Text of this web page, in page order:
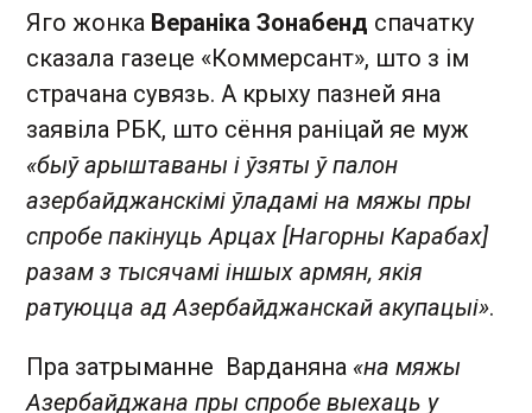
Яго жонка Вераніка Зонабенд спачатку
сказала газеце «Коммерсант», што з ім
страчана сувязь. А крыху пазней яна
заявіла РБК, што сёння раніцай яе муж
«быў арыштаваны і ўзяты ў палон
азербайджанскімі ўладамі на мяжы пры
спробе пакінуць Арцах [Нагорны Карабах]
разам з тысячамі іншых армян, якія
ратуюцца ад Азербайджанскай акупацыі».
Пра затрыманне Варданяна «на мяжы
Азербайджана пры спробе выехаць у